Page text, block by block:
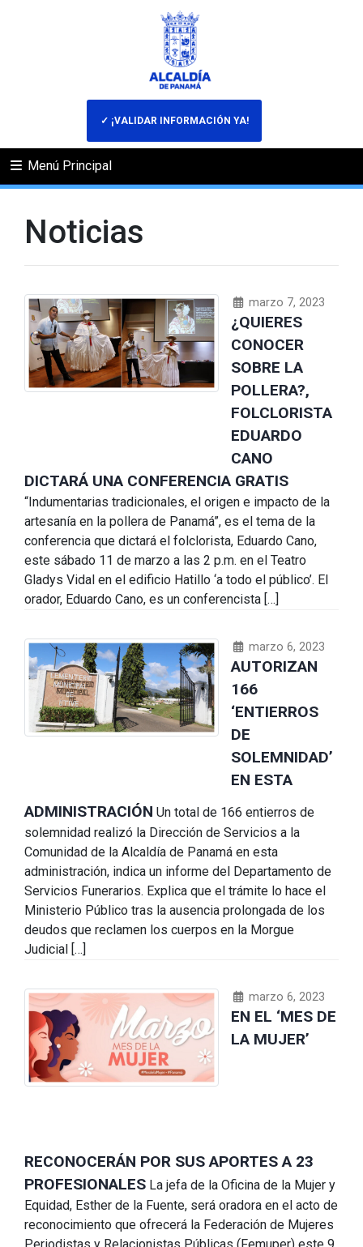
✓ ¡VALIDAR INFORMACIÓN YA!
Menú Principal
Noticias
marzo 7, 2023
¿QUIERES
CONOCER
SOBRE LA
POLLERA?,
FOLCLORISTA
EDUARDO
CANO
DICTARÁ UNA CONFERENCIA GRATIS
“Indumentarias tradicionales, el origen e impacto de la
artesanía en la pollera de Panamá”, es el tema de la
conferencia que dictará el folclorista, Eduardo Cano,
este sábado 11 de marzo a las 2 p.m. en el Teatro
Gladys Vidal en el edificio Hatillo ‘a todo el público’. El
orador, Eduardo Cano, es un conferencista […]
marzo 6, 2023
AUTORIZAN
166
‘ENTIERROS
DE
SOLEMNIDAD’
EN ESTA
ADMINISTRACIÓN Un total de 166 entierros de
solemnidad realizó la Dirección de Servicios a la
Comunidad de la Alcaldía de Panamá en esta
administración, indica un informe del Departamento de
Servicios Funerarios. Explica que el trámite lo hace el
Ministerio Público tras la ausencia prolongada de los
deudos que reclamen los cuerpos en la Morgue
Judicial […]
marzo 6, 2023
EN EL ‘MES DE
LA MUJER’
RECONOCERÁN POR SUS APORTES A 23
PROFESIONALES La jefa de la Oficina de la Mujer y
Equidad, Esther de la Fuente, será oradora en el acto de
reconocimiento que ofrecerá la Federación de Mujeres